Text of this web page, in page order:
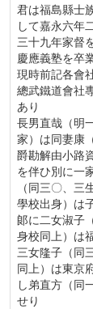
君は福島縣士
して嘉永六年
三十九年家督
慶應義塾を卒
現時前記各會
總武鐵道會社
あり
長男直哉（明
家）は同妻康
爵勘解由小路
を伴ひ別に一
（同三〇、
學校出身）は
郞に二女淑子
身校同上）は
三女隆子（同
同上）は東京
し弟直方（同
せり